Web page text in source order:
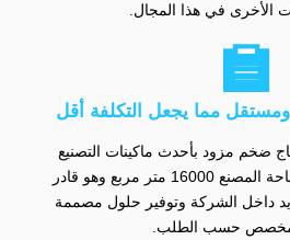
الأخرى في هذا المجال.

مما يجعل التكلفة أقل
ضخم مزود بأحدث ماكينات التصنيع
المتطورة، حيث تبلغ مساحة المصنع 16000 متر مربع وهو قادر
داخل الشركة وتوفير حلول مصممة
حسب الطلب.